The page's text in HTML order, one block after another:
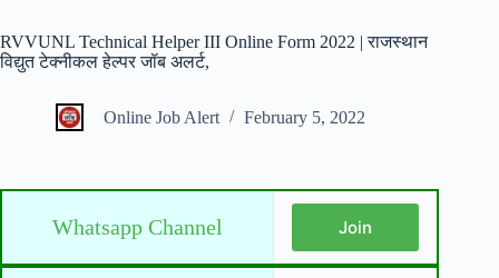
RVVUNL Technical Helper III Online Form 2022 | राजस्थान
विद्युत टेक्नीकल हेल्पर जॉब अलर्ट,
Online Job Alert February 5, 2022
Whatsapp Channel Join